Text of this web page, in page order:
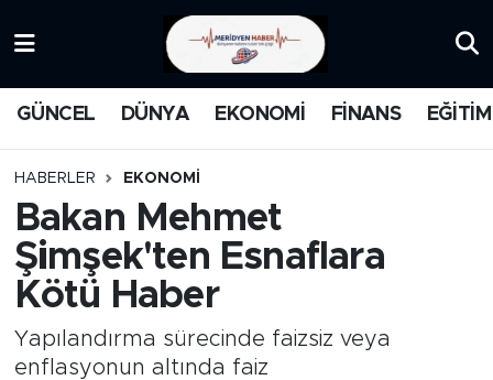
GÜNCEL DÜNYA EKONOMİ FİNANS EĞİTİM
HABERLER EKONOMİ
Bakan Mehmet
Şimşek'ten Esnaflara
Kötü Haber
Yapılandırma sürecinde faizsiz veya
enflasyonun altında faiz
MEDYA
FİNANS
DÜNYA
Trafik Durumu
Süper Lig Puan Durumu ve Fikstür
Tüm Manşetler